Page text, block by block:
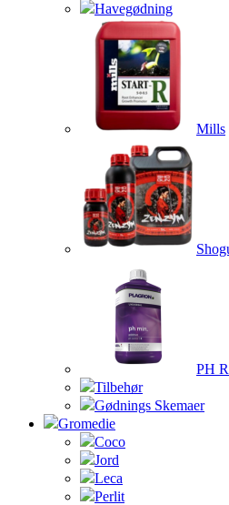
Havegødning
Mills
PH
Tilbehør
Gødnings Skemaer
Gromedie
Coco
Jord
Leca
Perlit